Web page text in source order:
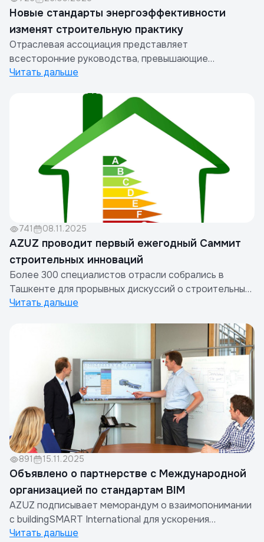
Новые стандарты энергоэффективности
изменят строительную практику
Отраслевая ассоциация представляет
всесторонние руководства, превышающие
государственные требования к устойчивому
Читать дальше
741 08.11.2025
AZUZ проводит первый ежегодный Саммит
строительных инноваций
Более 300 специалистов отрасли собрались в
Ташкенте для прорывных дискуссий о строительных
технологиях и устойчивом строительстве.
Читать дальше
891 15.11.2025
Объявлено о партнерстве с Международной
организацией по стандартам BIM
AZUZ подписывает меморандум о взаимопонимании
с buildingSMART International для ускорения
внедрения BIM в строительном секторе
Читать дальше